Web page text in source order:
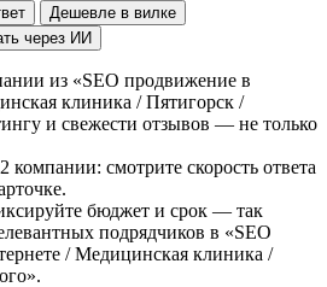
Дешевле в вилке
через ИИ
из «SEO продвижение в
клиника / Пятигорск /
и свежести отзывов — не только
компании: смотрите скорость ответа
бюджет и срок — так
подрядчиков в «SEO
/ Медицинская клиника /